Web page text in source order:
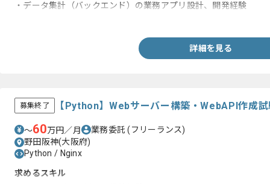
・データ集計（バックエンド）の業務アプリ設計、開発経験
詳細を見る
募集終了 【Python】Webサーバー構築・WebAPI作成
〜60万円／月 業務委託(フリーランス)
野田阪神(大阪府)
Python / Nginx
求めるスキル